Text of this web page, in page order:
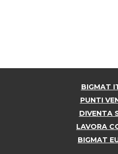
BIGMAT
PUNTI
DIVENTA
LAVORA
BIGMAT